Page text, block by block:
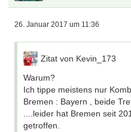
26. Januar 2017 um 11:36
Zitat von Kevin_173
Warum?
Ich tippe meistens nur
Bremen : Bayern , beide
....leider hat Bremen seit
getroffen.